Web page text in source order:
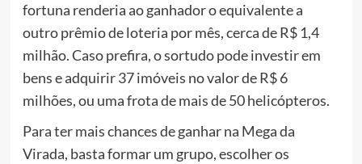
fortuna renderia ao ganhador o equivalente a
outro prêmio de loteria por mês, cerca de R$ 1,4
milhão. Caso prefira, o sortudo pode investir em
bens e adquirir 37 imóveis no valor de R$ 6
milhões, ou uma frota de mais de 50 helicópteros.
Para ter mais chances de ganhar na Mega da
Virada, basta formar um grupo, escolher os